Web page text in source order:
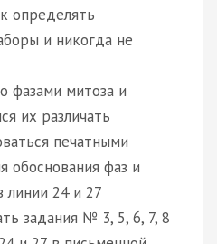
определять
и никогда не
фазами митоза и
их различать
печатными
обоснования фаз и
линии 24 и 27
задания № 3, 5, 6, 7, 8